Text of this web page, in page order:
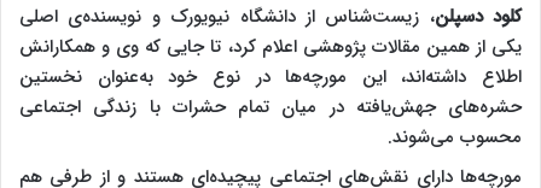
کلود دسپلن، زیست‌شناس از دانشگاه نیویورک و نویسنده‌ی اصلی
یکی از همین مقالات پژوهشی اعلام کرد، تا جایی که وی و همکارانش
اطلاع داشته‌اند، این مورچه‌ها در نوع خود به‌عنوان نخستین
حشره‌های جهش‌یافته در میان تمام حشرات با زندگی اجتماعی
محسوب می‌شوند.
مورچه‌ها دارای نقش‌های اجتماعی پیچیده‌ای هستند و از طرفی هم